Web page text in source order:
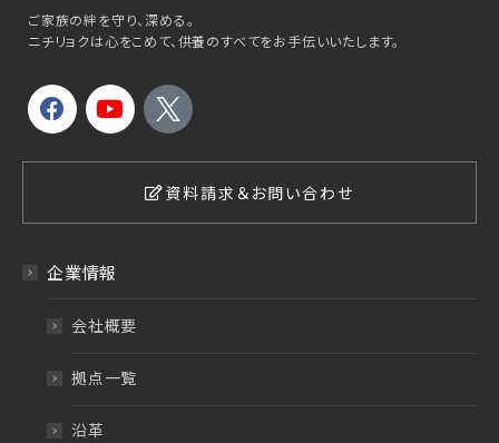
ご家族の絆を守り、深める。
ニチリョクは心をこめて、供養のすべてをお手伝いいたします。
資料請求＆お問い合わせ
企業情報
会社概要
拠点一覧
沿革